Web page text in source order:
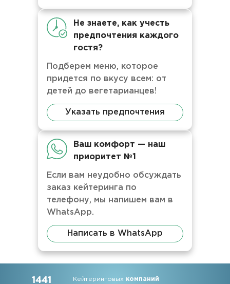
Не знаете, как учесть
предпочтения каждого
гостя?
Подберем меню, которое
придется по вкусу всем: от
детей до вегетарианцев!
Указать предпочтения
Ваш комфорт — наш
приоритет №1
Если вам неудобно обсуждать
заказ кейтеринга по
телефону, мы напишем вам в
WhatsApp.
Написать в WhatsApp
1441 Кейтеринговых компаний